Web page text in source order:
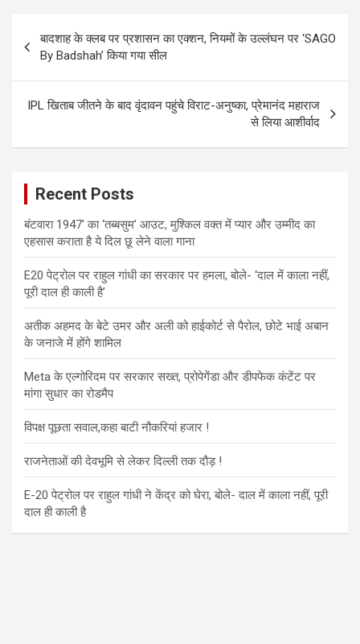
navigation
बादशाह के क्लब पर प्रशासन का एक्शन, नियमों के उल्लंघन पर ‘SAGO
By Badshah’ किया गया सील
IPL खिताब जीतने के बाद वृंदावन पहुंचे विराट-अनुष्का, प्रेमानंद महाराज
से लिया आशीर्वाद
Recent Posts
बंटवारा 1947′ का ‘तब्बसुम’ आउट, मुश्किल वक्त में प्यार और उम्मीद का
एहसास कराता है ये दिल छू लेने वाला गाना
E20 पेट्रोल पर राहुल गांधी का सरकार पर हमला, बोले- ‘दाल में काला नहीं,
पूरी दाल ही काली है’
अतीक अहमद के बेटे उमर और अली को हाईकोर्ट से पैरोल, छोटे भाई अबान
के जनाजे में होंगे शामिल
Meta के एल्गोरिदम पर सरकार सख्त, प्रोपेगेंडा और डीपफेक कंटेंट पर
मांगा सुधार का रोडमैप
विपक्ष पूछता सवाल,कहा बाटी नौकरियां हजार !
राजनेताओं की देवभूमि से लेकर दिल्ली तक दौड़ !
E-20 पेट्रोल पर राहुल गांधी ने केंद्र को घेरा, बोले- दाल में काला नहीं, पूरी
दाल ही काली है